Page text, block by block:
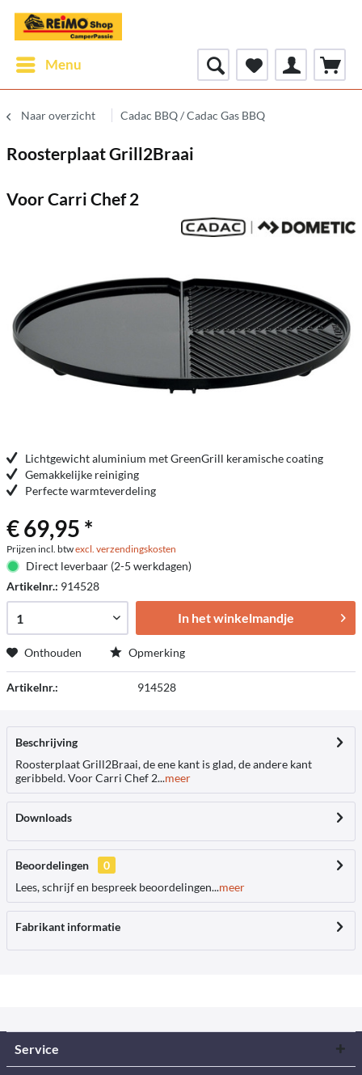
Menu
Naar overzicht Cadac BBQ / Cadac Gas BBQ
Roosterplaat Grill2Braai
Voor Carri Chef 2
Lichtgewicht aluminium met GreenGrill keramische coating
Gemakkelijke reiniging
Perfecte warmteverdeling
€ 69,95 *
Prijzen incl. btwexcl. verzendingskosten
Direct leverbaar (2-5 werkdagen)
Artikelnr.: 914528
In het winkelmandje
Onthouden Opmerking
Artikelnr.: 914528
Beschrijving
Roosterplaat Grill2Braai, de ene kant is glad, de andere kant
geribbeld. Voor Carri Chef 2...meer
Downloads
Beoordelingen
0
Lees, schrijf en bespreek beoordelingen...meer
Fabrikant informatie
Service